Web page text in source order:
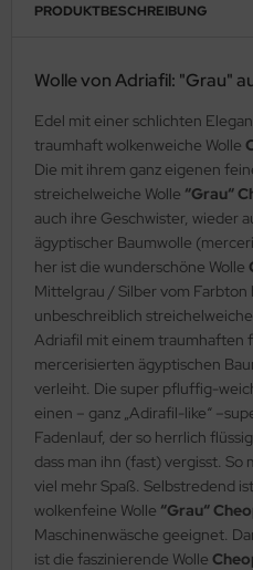
PRODUKTBESCHREIBUNG
Wolle von Adriafil: "Grau"
Edel mit einer schlichten
traumhaft wolkenweiche Wolle
Die mit ihrem ganz eigenen
streichelweiche Wolle “Grau“
auch ihre Geschwister, wieder
ägyptischer Baumwolle
her ist die wunderschöne Wolle
Mittelgrau / Silber vom Farbton
unbeschreiblich
Adriafil mit einem traumhaften
mercerisierten ägyptischen
verleiht. Die super pfluffig-
einen – ganz „Adirafil-like“
Fadenlauf, der so herrlich
dass man ihn (fast) vergisst.
viel mehr Spaß. Selbstredend
wolkenfeine Wolle “Grau“
Maschinenwäsche geeignet.
ist die faszinierende Wolle